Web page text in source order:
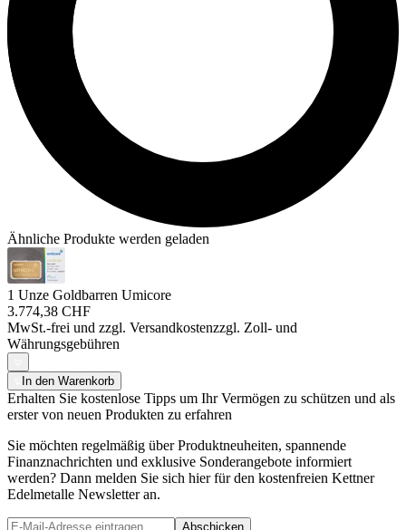
Ähnliche Produkte werden geladen
1 Unze Goldbarren Umicore
3.774,38 CHF
MwSt.-frei und zzgl. Versandkostenzzgl. Zoll- und
Währungsgebühren
In den Warenkorb
Erhalten Sie kostenlose Tipps um Ihr Vermögen zu schützen und als
erster von neuen Produkten zu erfahren
Sie möchten regelmäßig über Produktneuheiten, spannende
Finanznachrichten und exklusive Sonderangebote informiert
werden? Dann melden Sie sich hier für den kostenfreien Kettner
Edelmetalle Newsletter an.
Abschicken